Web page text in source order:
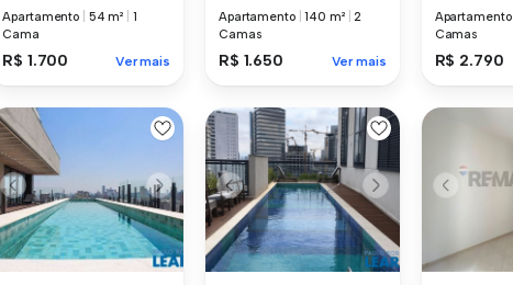
Apartamento 54 m²
1
Cama
R$ 1.700 Ver mais
Apartamento |140 m² |2
Camas
R$ 1.650 Ver mais
Apartamento
Camas
R$ 2.790